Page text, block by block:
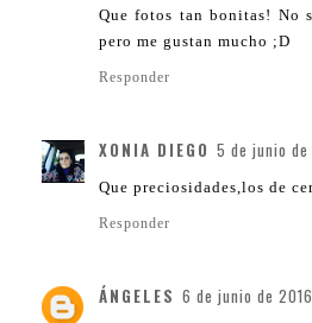
Que fotos tan bonitas! No
pero me gustan mucho ;D
Responder
XONIA DIEGO 5 de junio
Que preciosidades,los de
Responder
ÁNGELES 6 de junio de